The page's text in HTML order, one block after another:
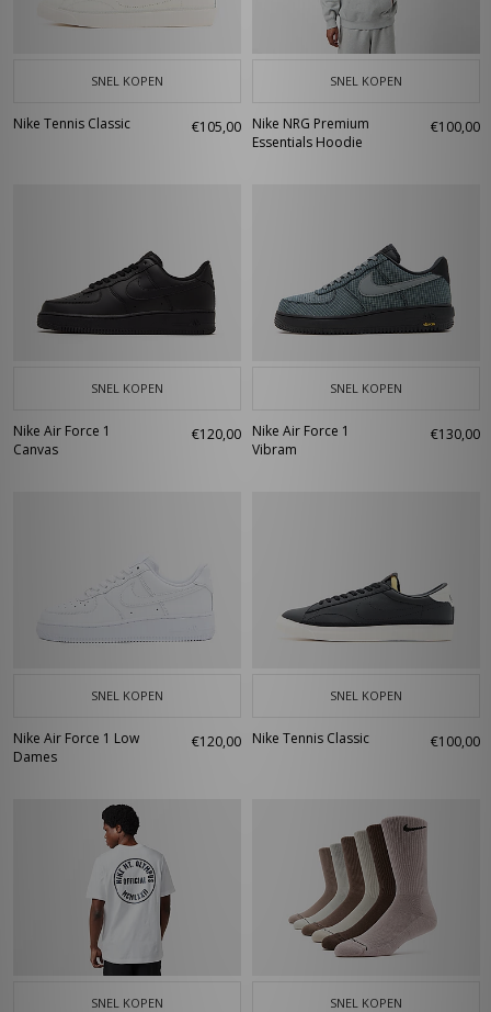
SNEL KOPEN
Nike Tennis Classic €105,00
SNEL KOPEN
Nike NRG Premium
Essentials Hoodie
€100,00
SNEL KOPEN
Nike Air Force 1
Canvas
€120,00
SNEL KOPEN
Nike Air Force 1
Vibram
€130,00
SNEL KOPEN
Nike Air Force 1 Low
Dames
€120,00
SNEL KOPEN
Nike Tennis Classic €100,00
SNEL KOPEN SNEL KOPEN